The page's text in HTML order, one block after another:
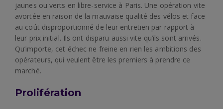
jaunes ou verts en libre-service à Paris. Une opération vite
avortée en raison de la mauvaise qualité des vélos et face
au coût disproportionné de leur entretien par rapport à
leur prix initial. Ils ont disparu aussi vite qu’ils sont arrivés.
Qu’importe, cet échec ne freine en rien les ambitions des
opérateurs, qui veulent être les premiers à prendre ce
marché.
Prolifération